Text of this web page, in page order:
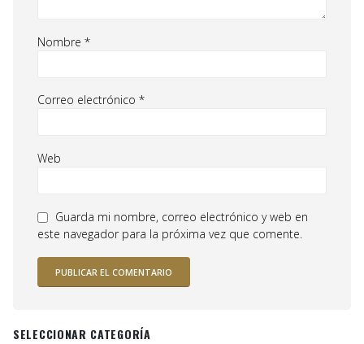
Nombre *
Correo electrónico *
Web
Guarda mi nombre, correo electrónico y web en
este navegador para la próxima vez que comente.
SELECCIONAR CATEGORÍA